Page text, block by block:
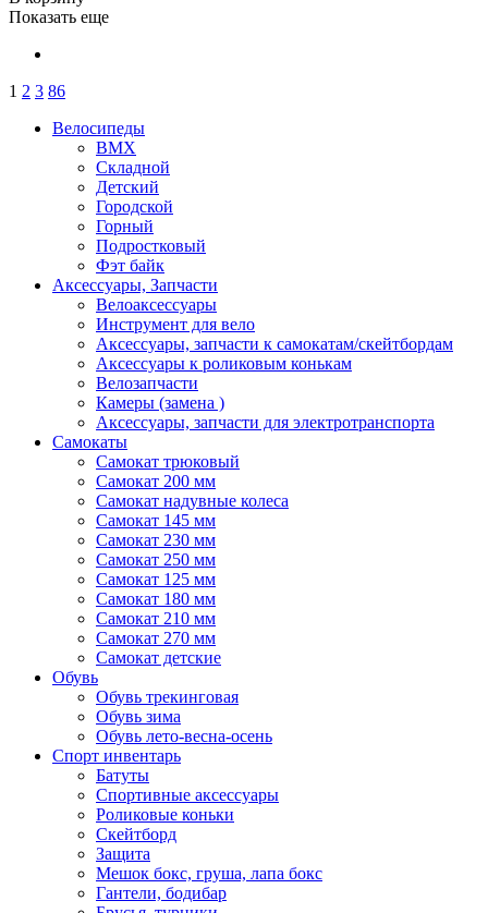
Показать еще
1 2 3 86
Велосипеды
BMX
Складной
Детский
Городской
Горный
Подростковый
Фэт байк
Аксессуары, Запчасти
Велоаксессуары
Инструмент для вело
Аксессуары, запчасти к самокатам/скейтбордам
Аксессуары к роликовым конькам
Велозапчасти
Камеры (замена )
Аксессуары, запчасти для электротранспорта
Самокаты
Самокат трюковый
Самокат 200 мм
Самокат надувные колеса
Самокат 145 мм
Самокат 230 мм
Самокат 250 мм
Самокат 125 мм
Самокат 180 мм
Самокат 210 мм
Самокат 270 мм
Самокат детские
Обувь
Обувь трекинговая
Обувь зима
Обувь лето-весна-осень
Спорт инвентарь
Батуты
Спортивные аксессуары
Роликовые коньки
Скейтборд
Защита
Мешок бокс, груша, лапа бокс
Гантели, бодибар